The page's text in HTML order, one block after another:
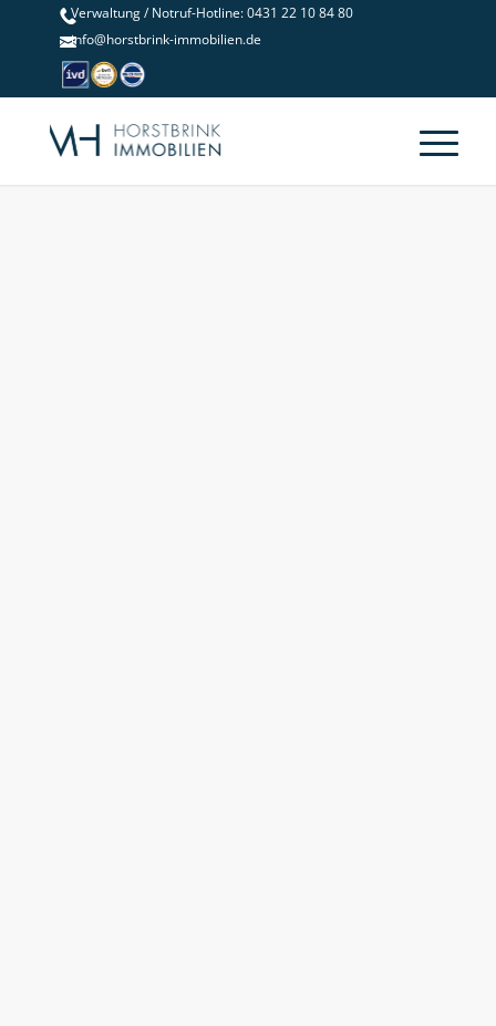
Verwaltung / Notruf-Hotline: 0431 22 10 84 80
info@horstbrink-immobilien.de